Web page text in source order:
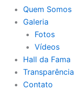
Quem Somos
Galeria
Fotos
Vídeos
Hall da Fama
Transparência
Contato